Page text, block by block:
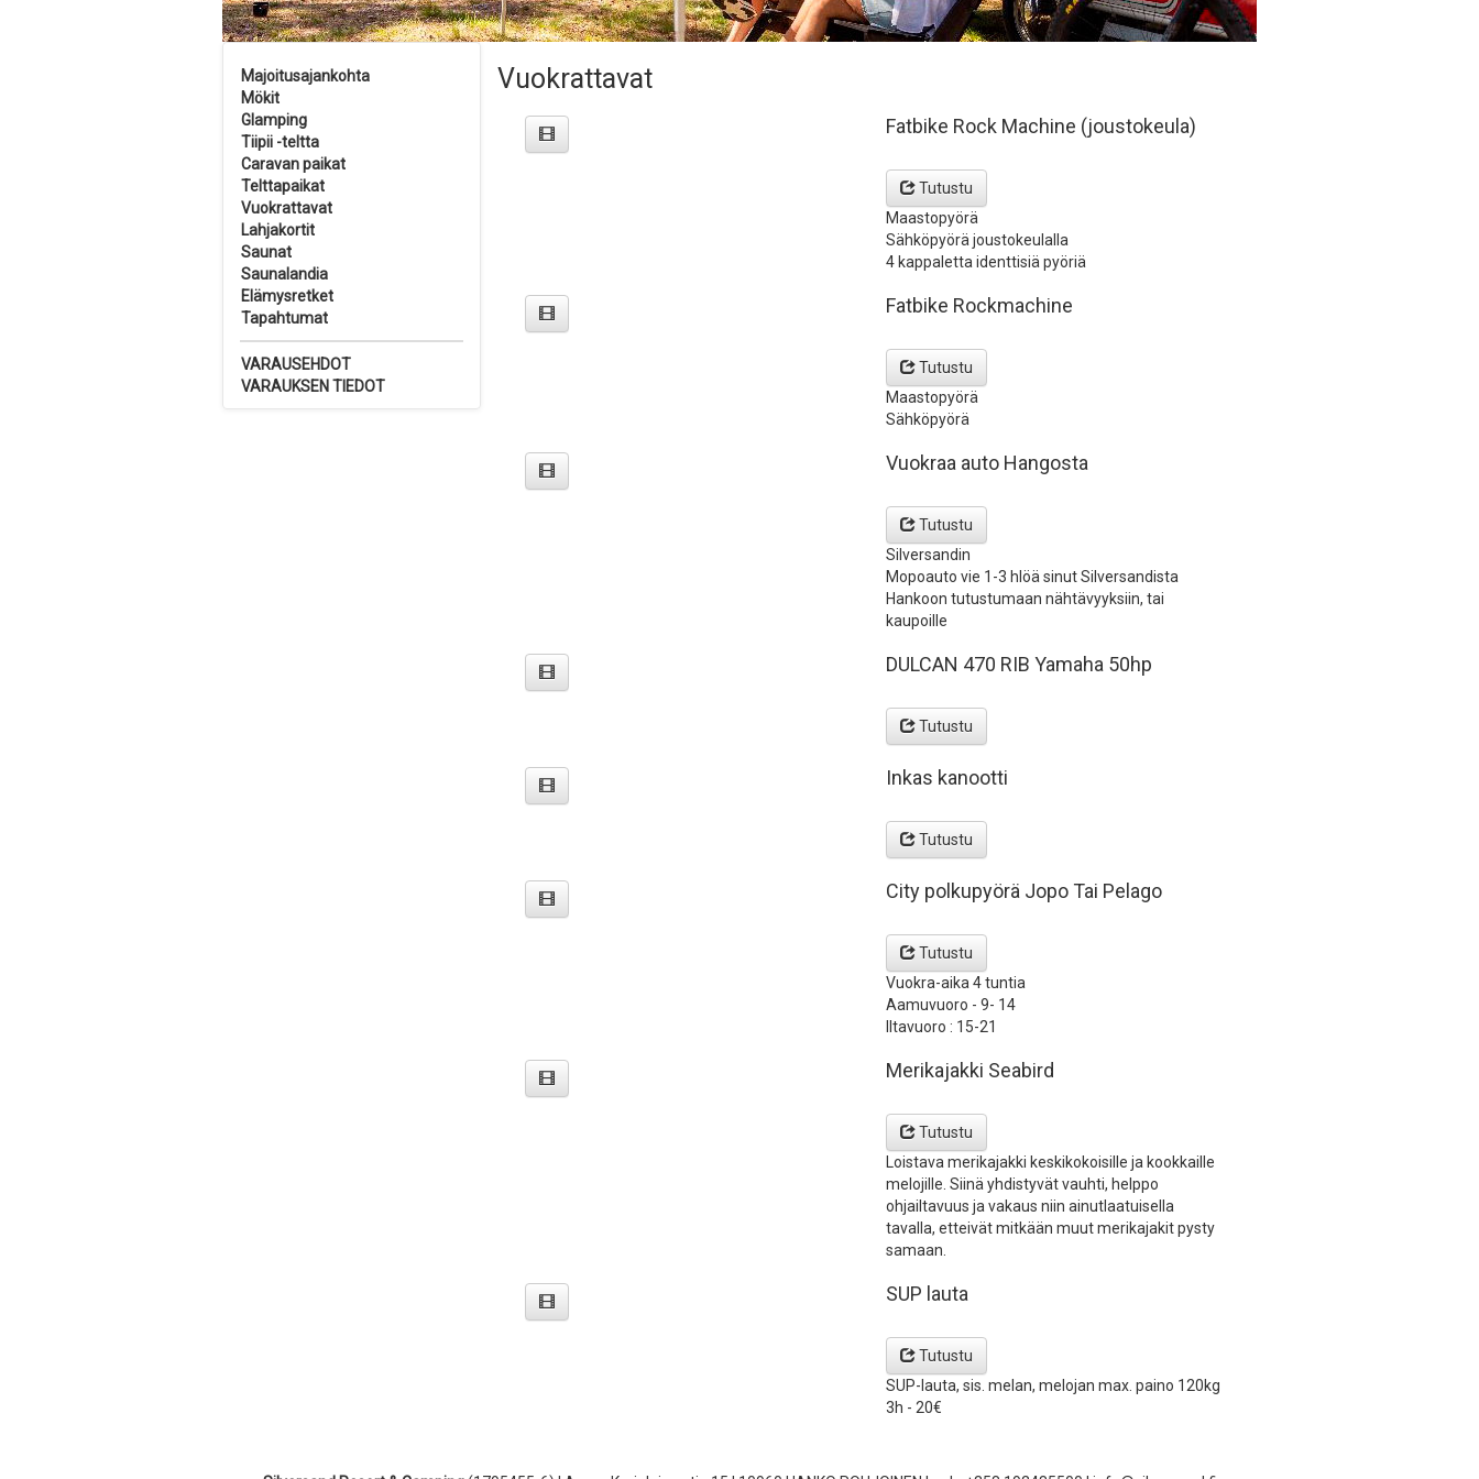
Majoitusajankohta
Mökit
Glamping
Tiipii -teltta
Caravan paikat
Telttapaikat
Vuokrattavat
Lahjakortit
Saunat
Saunalandia
Elämysretket
Tapahtumat
VARAUSEHDOT
VARAUKSEN TIEDOT
Vuokrattavat
Fatbike Rock Machine (joustokeula)
Tutustu
Maastopyörä
Sähköpyörä joustokeulalla
4 kappaletta identtisiä pyöriä
Fatbike Rockmachine
Tutustu
Maastopyörä
Sähköpyörä
Vuokraa auto Hangosta
Tutustu
Silversandin
Mopoauto vie 1-3 hlöä sinut Silversandista
Hankoon tutustumaan nähtävyyksiin, tai
kaupoille
DULCAN 470 RIB Yamaha 50hp
Tutustu
Inkas kanootti
Tutustu
City polkupyörä Jopo Tai Pelago
Tutustu
Vuokra-aika 4 tuntia
Aamuvuoro - 9- 14
Iltavuoro : 15-21
Merikajakki Seabird
Tutustu
Loistava merikajakki keskikokoisille ja kookkaille
melojille. Siinä yhdistyvät vauhti, helppo
ohjailtavuus ja vakaus niin ainutlaatuisella
tavalla, etteivät mitkään muut merikajakit pysty
samaan.
SUP lauta
Tutustu
SUP-lauta, sis. melan, melojan max. paino 120kg
3h - 20€